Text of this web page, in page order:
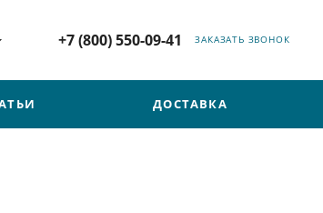
+7 (800) 550-09-41 ЗАКАЗАТЬ ЗВОНОК
ДОСТАВКА